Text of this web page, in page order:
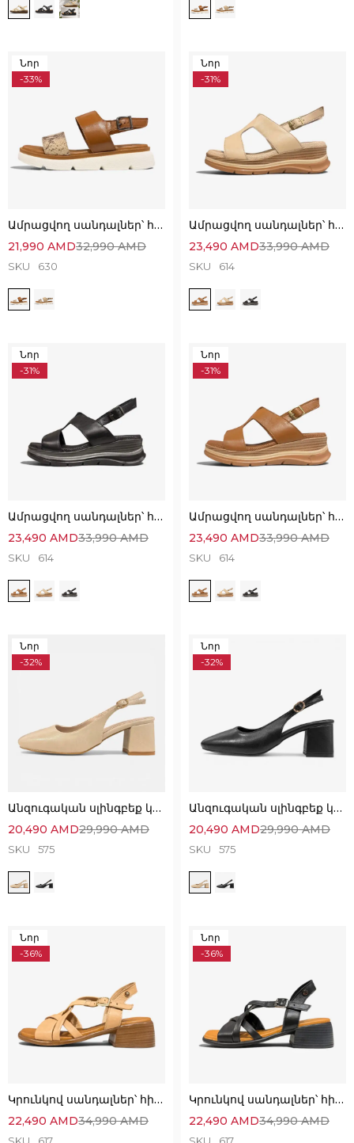
Նոր
-33%
Ամրացվող սանդալներ՝ հիանալի ընտրություն
32,990AMD
21,990 AMD
SKU 630
Նոր
-31%
Ամրացվող սանդալներ՝ հիանալի հարմարավետ մոդել
33,990AMD
23,490 AMD
SKU 614
Նոր
-31%
Ամրացվող սանդալներ՝ հիանալի հարմարավետ մոդել
33,990AMD
23,490 AMD
SKU 614
Նոր
-31%
Ամրացվող սանդալներ՝ հիանալի հարմարավետ մոդել
33,990AMD
23,490 AMD
SKU 614
Նոր
-32%
Անզուգական սլինգբեք կոշիկներ՝ հարմարավետ և էլեգանտ
29,990AMD
20,490 AMD
SKU 575
Նոր
-32%
Անզուգական սլինգբեք կոշիկներ՝ հարմարավետ և էլեգանտ
29,990AMD
20,490 AMD
SKU 575
Նոր
-36%
Կրունկով սանդալներ՝ հիանալի ընտրություն
34,990AMD
22,490 AMD
Նոր
-36%
Կրունկով սանդալներ՝ հիանալի ընտրություն
34,990AMD
22,490 AMD